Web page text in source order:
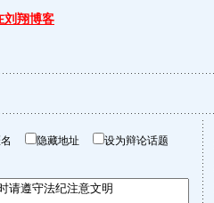
刘翔博客
名 隐藏地址 设为辩论话题